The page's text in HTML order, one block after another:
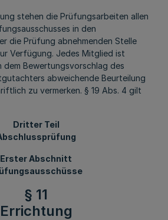
stehen die Prüfungsarbeiten allen
in den
die Prüfung abnehmenden Stelle
Verfügung. Jedes Mitglied ist
Bewertungsvorschlag des
abweichende Beurteilung
zu vermerken. § 19 Abs. 4 gilt
Dritter Teil
Erster Abschnitt
§ 11
Errichtung